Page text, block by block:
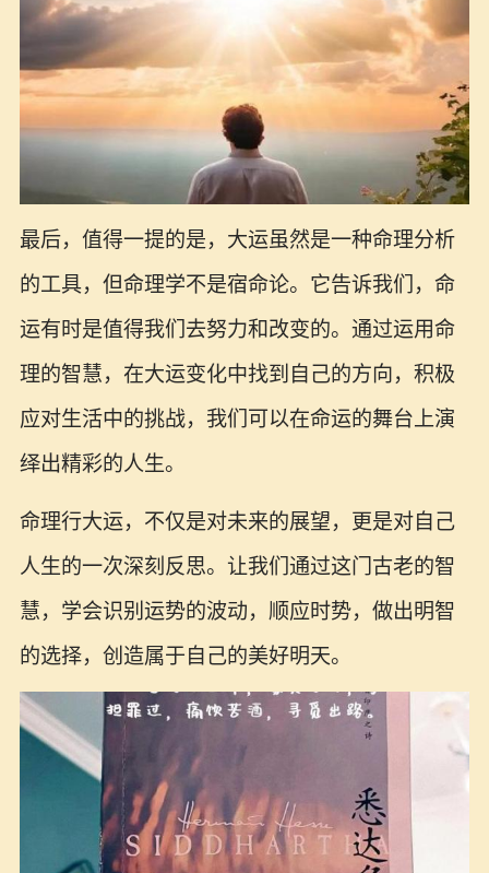
最后，值得一提的是，大运虽然是一种命理分析
的工具，但命理学不是宿命论。它告诉我们，命
运有时是值得我们去努力和改变的。通过运用命
理的智慧，在大运变化中找到自己的方向，积极
应对生活中的挑战，我们可以在命运的舞台上演
绎出精彩的人生。
命理行大运，不仅是对未来的展望，更是对自己
人生的一次深刻反思。让我们通过这门古老的智
慧，学会识别运势的波动，顺应时势，做出明智
的选择，创造属于自己的美好明天。